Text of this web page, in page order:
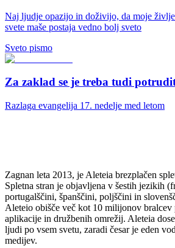
Naj ljudje opazijo in doživijo, da moje
svete maše postaja vedno bolj sveto
Sveto pismo
Za zaklad se je treba tudi
Razlaga evangelija 17. nedelje med letom
Zagnan leta 2013, je Aleteia brezplačen
Spletna stran je objavljena v šestih jezikih
portugalščini, španščini, poljščini in
Aleteio obišče več kot 10 milijonov bralcev
aplikacije in družbenih omrežij. Aleteia
ljudi po vsem svetu, zaradi česar je eden
medijev.